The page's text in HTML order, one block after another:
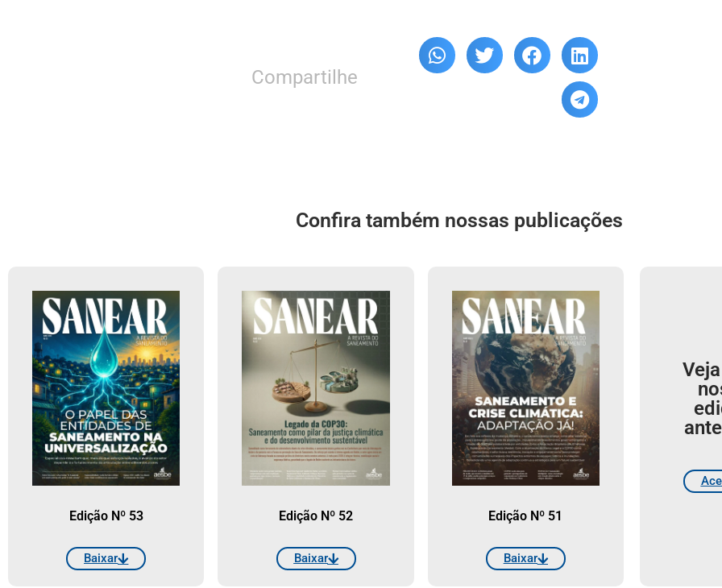
Compartilhe
Confira também nossas publicações
Edição Nº 53
Baixar
Edição Nº 52
Baixar
Edição Nº 51
Baixar